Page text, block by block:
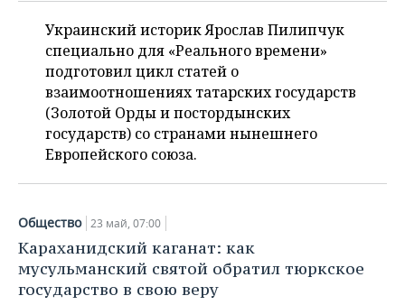
ОТКРЫТАЯ ЛЕКЦИЯ
БАСКЕТБОЛ
ВОЛЕЙБОЛ
КИБЕРСПОРТ
ФИГУРНОЕ КАТАНИЕ
ХОККЕЙ С МЯЧОМ
ИНФРАСТРУКТУРА
ИСТОРИЯ
КУЛЬТУРА
МЕДИЦИНА
ПРОИСШЕСТВИЯ
СПРАВОЧНИК
СПИСОК ПЕРСОН
СПИСОК КОМПАНИЙ
ПОЛНАЯ ВЕРСИЯ
Украинский историк Ярослав Пилипчук
специально для «Реального времени»
подготовил цикл статей о
взаимоотношениях татарских государств
(Золотой Орды и постордынских
государств) со странами нынешнего
Европейского союза.
Общество 23 май, 07:00
Караханидский каганат: как
мусульманский святой обратил тюркское
государство в свою веру